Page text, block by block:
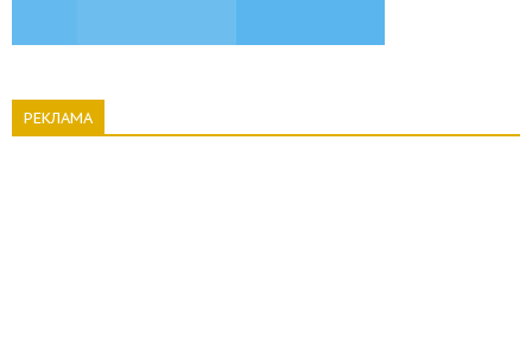
РЕКЛАМА